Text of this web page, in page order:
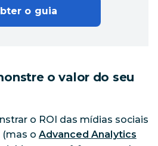
o guia
o valor do seu
o ROI das mídias sociais
(mas o Advanced Analytics